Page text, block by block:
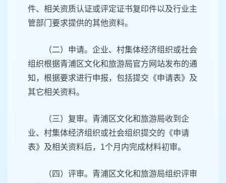
件、相关资质认证或评定证书复印件以及行业主
管部门要求提供的其他资料。
（二）申请。企业、村集体经济组织或社会
组织根据青浦区文化和旅游局官方网站发布的通
知，根据要求进行申报，包括提交《申请表》及
其它相关资料。
（三）复审。青浦区文化和旅游局收到企
业、村集体经济组织或社会组织提交的《申请
表》及相关资料后，1个月内完成材料初审。
（四）评审。青浦区文化和旅游局组织评审